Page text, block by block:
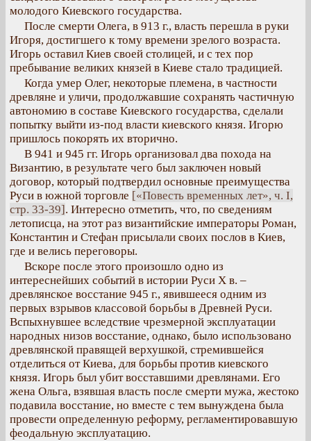
молодого Киевского государства.
После смерти Олега, в 913 г., власть перешла в руки
Игоря, достигшего к тому времени зрелого возраста.
Игорь оставил Киев своей столицей, и с тех пор
пребывание великих князей в Киеве стало традицией.
Когда умер Олег, некоторые племена, в частности
древляне и уличи, продолжавшие сохранять частичную
автономию в составе Киевского государства, сделали
попытку выйти из-под власти киевского князя. Игорю
пришлось покорять их вторично.
В 941 и 945 гг. Игорь организовал два похода на
Византию, в результате чего был заключен новый
договор, который подтвердил основные преимущества
Руси в южной торговле [«Повесть временных лет», ч. I,
стр. 33-39]. Интересно отметить, что, по сведениям
летописца, на этот раз византийские императоры Роман,
Константин и Стефан присылали своих послов в Киев,
где и велись переговоры.
Вскоре после этого произошло одно из
интереснейших событий в истории Руси Х в. –
древлянское восстание 945 г., явившееся одним из
первых взрывов классовой борьбы в Древней Руси.
Вспыхнувшее вследствие чрезмерной эксплуатации
народных низов восстание, однако, было использовано
древлянской правящей верхушкой, стремившейся
отделиться от Киева, для борьбы против киевского
князя. Игорь был убит восставшими древлянами. Его
жена Ольга, взявшая власть после смерти мужа, жестоко
подавила восстание, но вместе с тем вынуждена была
провести определенную реформу, регламентировавшую
феодальную эксплуатацию.